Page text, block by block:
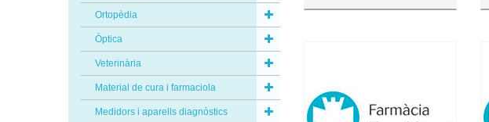
Ortopèdia
Òptica
Veterinària
Material de cura i farmaciola
Medidors i aparells diagnòstics